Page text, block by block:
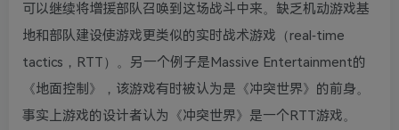
可以继续将增援部队召唤到这场战斗中来。缺乏机动游戏基
地和部队建设使游戏更类似的实时战术游戏（real-time
tactics，RTT）。另一个例子是Massive Entertainment的
《地面控制》，该游戏有时被认为是《冲突世界》的前身。
事实上游戏的设计者认为《冲突世界》是一个RTT游戏。